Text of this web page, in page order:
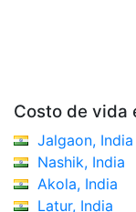
Costo de vida
Jalgaon, India
Nashik, India
Akola, India
Latur, India